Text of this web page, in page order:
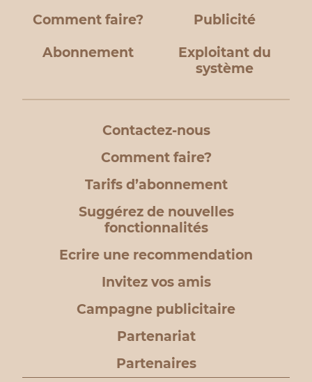
Comment faire? Publicité
Abonnement
Exploitant du
système
Contactez-nous
Comment faire?
Tarifs d’abonnement
Suggérez de nouvelles
fonctionnalités
Ecrire une recommendation
Invitez vos amis
Campagne publicitaire
Partenariat
Partenaires